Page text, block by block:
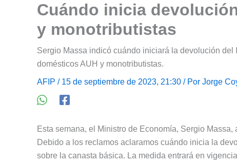
Cuándo inicia
y monotributistas
Sergio Massa indicó cuándo iniciará la devolución
domésticos AUH y monotributistas.
AFIP / 15 de septiembre de 2023, 21:30 / Por Jorge
Esta semana, el Ministro de Economía, Sergio Massa,
Debido a los reclamos aclaramos cuándo inicia la
sobre la canasta básica. La medida entrará en